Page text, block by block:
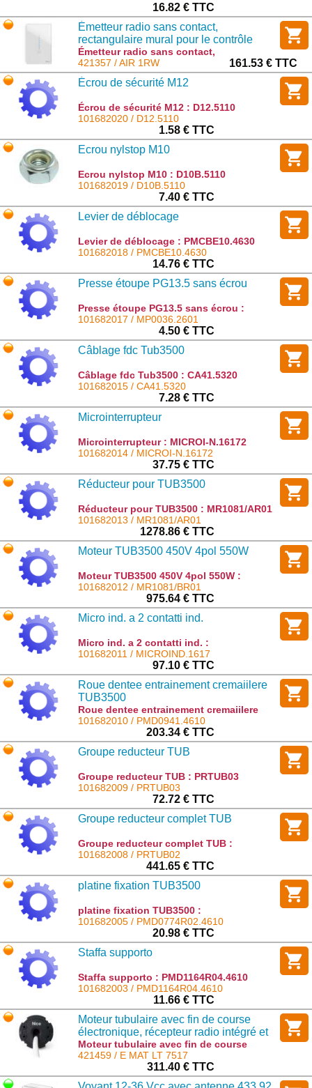
16.82 € TTC
Émetteur radio sans contact,
rectangulaire mural pour le contrôle
d’un automatisme ou d’un groupe
d’automatismes
Émetteur radio sans contact,
rectangulaire mural pour le contrôle d’un
automatisme ou d’un groupe
d’automatismes : AIR 1RW
421357 / AIR 1RW
161.53 € TTC
Écrou de sécurité M12
Écrou de sécurité M12 : D12.5110
101682020 / D12.5110
1.58 € TTC
Ecrou nylstop M10
Ecrou nylstop M10 : D10B.5110
101682019 / D10B.5110
7.40 € TTC
Levier de déblocage
Levier de déblocage : PMCBE10.4630
101682018 / PMCBE10.4630
14.76 € TTC
Presse étoupe PG13.5 sans écrou
Presse étoupe PG13.5 sans écrou :
MP0036.2601
101682017 / MP0036.2601
4.50 € TTC
Câblage fdc Tub3500
Câblage fdc Tub3500 : CA41.5320
101682015 / CA41.5320
7.28 € TTC
Microinterrupteur
Microinterrupteur : MICROI-N.16172
101682014 / MICROI-N.16172
37.75 € TTC
Réducteur pour TUB3500
Réducteur pour TUB3500 : MR1081/AR01
101682013 / MR1081/AR01
1278.86 € TTC
Moteur TUB3500 450V 4pol 550W
Moteur TUB3500 450V 4pol 550W :
MR1081/BR01
101682012 / MR1081/BR01
975.64 € TTC
Micro ind. a 2 contatti ind.
Micro ind. a 2 contatti ind. :
MICROIND.1617
101682011 / MICROIND.1617
97.10 € TTC
Roue dentee entrainement cremaiilere
TUB3500
Roue dentee entrainement cremaiilere
TUB3500 : PMD0941.4610
101682010 / PMD0941.4610
203.34 € TTC
Groupe reducteur TUB
Groupe reducteur TUB : PRTUB03
101682009 / PRTUB03
72.72 € TTC
Groupe reducteur complet TUB
Groupe reducteur complet TUB :
PRTUB02
101682008 / PRTUB02
441.65 € TTC
platine fixation TUB3500
platine fixation TUB3500 :
PMD0774R02.4610
101682005 / PMD0774R02.4610
20.98 € TTC
Staffa supporto
Staffa supporto : PMD1164R04.4610
101682003 / PMD1164R04.4610
11.66 € TTC
Moteur tubulaire avec fin de course
électronique, récepteur radio intégré et
technologie Nice TTBus 75 Nm, 17
tr/min
Moteur tubulaire avec fin de course
électronique, récepteur radio intégré et
technologie Nice TTBus 75 Nm, 17 tr/min
: E MAT LT 7517
421459 / E MAT LT 7517
311.40 € TTC